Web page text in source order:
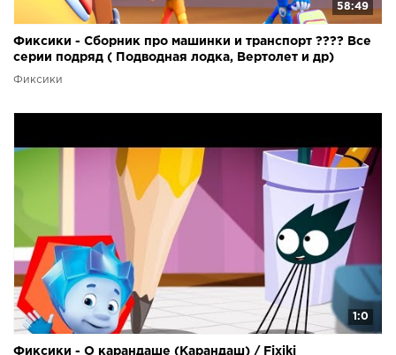
58:49
Фиксики - Сборник про машинки и транспорт ???? Все
серии подряд ( Подводная лодка, Вертолет и др)
Фиксики
1:0
Фиксики - О карандаше (Карандаш) / Fixiki